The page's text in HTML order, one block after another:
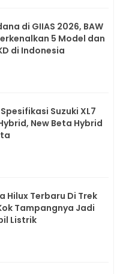
di GIIAS 2026, BAW
5 Model dan
di Indonesia
Suzuki XL7
New Beta Hybrid
Hilux Terbaru Di Trek
Tampangnya Jadi
Listrik